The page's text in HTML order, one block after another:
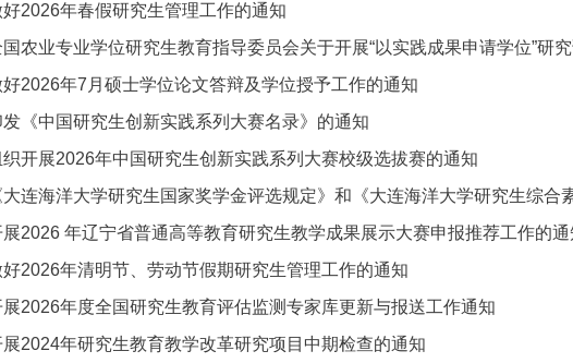
好2026年春假研究生管理工作的通知
农业专业学位研究生教育指导委员会关于开展“以实践成果申请学位”研
好2026年7月硕士学位论文答辩及学位授予工作的通知
发《中国研究生创新实践系列大赛名录》的通知
织开展2026年中国研究生创新实践系列大赛校级选拔赛的通知
大连海洋大学研究生国家奖学金评选规定》和《大连海洋大学研究生综合
展2026 年辽宁省普通高等教育研究生教学成果展示大赛申报推荐工作的通
好2026年清明节、劳动节假期研究生管理工作的通知
展2026年度全国研究生教育评估监测专家库更新与报送工作通知
展2024年研究生教育教学改革研究项目中期检查的通知